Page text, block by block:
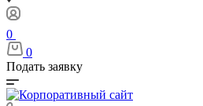
0
0
Подать заявку